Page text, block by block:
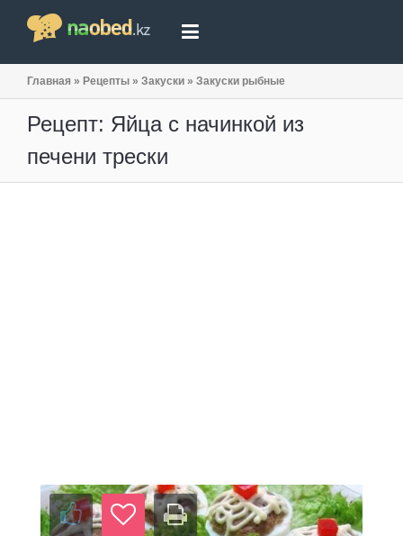
Главная » Рецепты » Закуски » Закуски рыбные
Рецепт: Яйца с начинкой из
печени трески